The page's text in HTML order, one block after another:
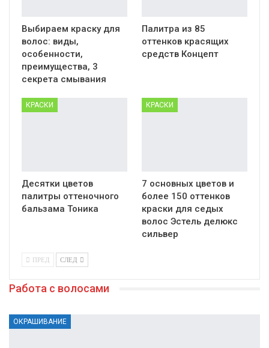
Выбираем краску для
волос: виды,
особенности,
преимущества, 3
секрета смывания
Палитра из 85
оттенков красящих
средств Концепт
КРАСКИ
Десятки цветов
палитры оттеночного
бальзама Тоника
КРАСКИ
7 основных цветов и
более 150 оттенков
краски для седых
волос Эстель делюкс
сильвер
ПРЕД СЛЕД
Работа с волосами
ОКРАШИВАНИЕ